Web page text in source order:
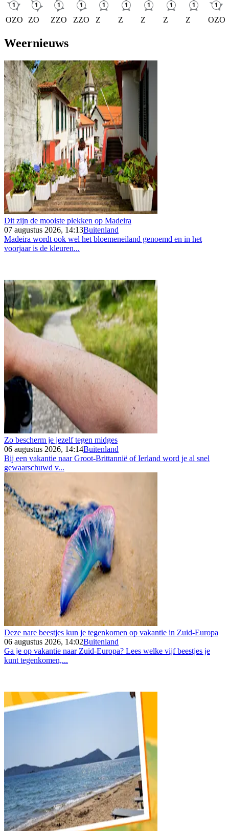
OZO ZO ZZO ZZO Z Z Z Z Z OZO
Weernieuws
Dit zijn de mooiste plekken op Madeira
07 augustus 2026, 14:13Buitenland
Madeira wordt ook wel het bloemeneiland genoemd en in het
voorjaar is de kleuren...
Zo bescherm je jezelf tegen midges
06 augustus 2026, 14:14Buitenland
Bij een vakantie naar Groot-Brittannië of Ierland word je al snel
gewaarschuwd v...
Deze nare beestjes kun je tegenkomen op vakantie in Zuid-Europa
06 augustus 2026, 14:02Buitenland
Ga je op vakantie naar Zuid-Europa? Lees welke vijf beestjes je
kunt tegenkomen,...